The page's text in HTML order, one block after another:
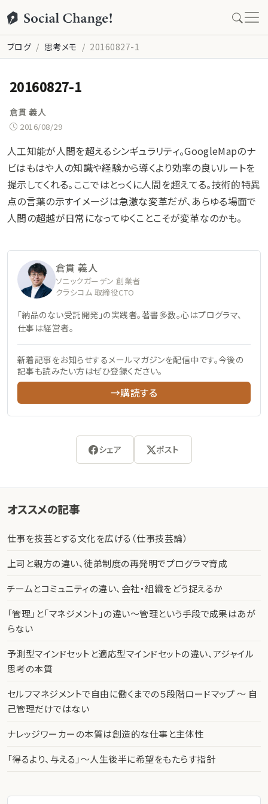
ブログ 思考メモ 20160827-1
20160827-1
倉貫 義人
2016/08/29
人工知能が人間を超えるシンギュラリティ。GoogleMapのナ
ビはもはや人の知識や経験から導くより効率の良いルートを
提示してくれる。ここではとっくに人間を超えてる。技術的特異
点の言葉の示すイメージは急激な変革だが、あらゆる場面で
人間の超越が日常になってゆくことこそが変革なのかも。
倉貫 義人
ソニックガーデン 創業者
クラシコム 取締役CTO
「納品のない受託開発」の実践者。著書多数。心はプログラマ、
仕事は経営者。
新着記事をお知らせするメールマガジンを配信中です。今後の
記事も読みたい方はぜひ登録ください。
→購読する
シェア ポスト
オススメの記事
仕事を技芸とする文化を広げる（仕事技芸論）
上司と親方の違い、徒弟制度の再発明でプログラマ育成
チームとコミュニティの違い、会社・組織をどう捉えるか
「管理」と「マネジメント」の違い〜管理という手段で成果はあが
らない
予測型マインドセットと適応型マインドセットの違い、アジャイル
思考の本質
セルフマネジメントで自由に働くまでの５段階ロードマップ 〜 自
己管理だけではない
ナレッジワーカーの本質は創造的な仕事と主体性
「得るより、与える」〜人生後半に希望をもたらす指針